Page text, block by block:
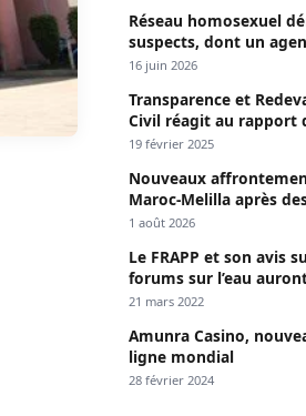
Réseau homosexuel
suspects, dont un
Keur Massar ; l’un
16 juin 2026
Transparence et
Civil réagit au rapport
comptes
19 février 2025
Nouveaux
Maroc-Melilla après
passage
1 août 2026
Le FRAPP et son avis
forums sur l’eau
Dakar »
21 mars 2022
Amunra Casino,
ligne mondial
28 février 2024